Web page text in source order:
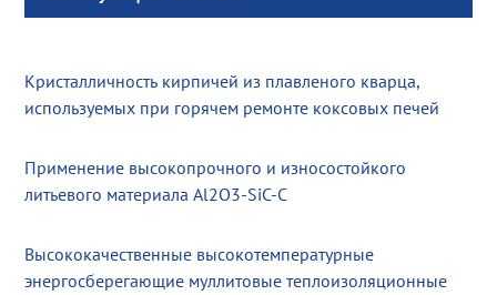
Кристалличность кирпичей из плавленого кварца,
используемых при горячем ремонте коксовых печей
Применение высокопрочного и износостойкого
литьевого материала Al2O3-SiC-C
Высококачественные высокотемпературные
энергосберегающие муллитовые теплоизоляционные